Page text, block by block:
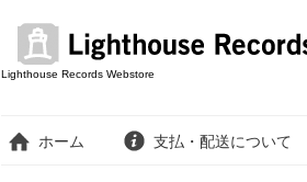
Lighthouse Records Webstore
ホーム 支払・配送について